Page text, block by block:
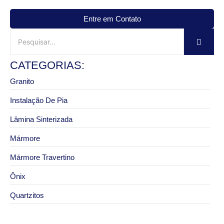
Entre em Contato
CATEGORIAS:
Granito
Instalação De Pia
Lâmina Sinterizada
Mármore
Mármore Travertino
Ônix
Quartzitos